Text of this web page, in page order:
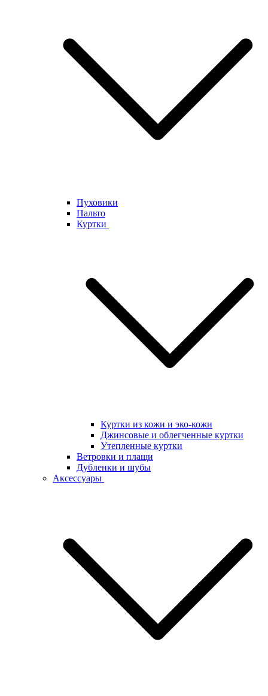
Пуховики
Пальто
Куртки
Куртки из кожи и эко-кожи
Джинсовые и облегченные куртки
Утепленные куртки
Ветровки и плащи
Дубленки и шубы
Аксессуары